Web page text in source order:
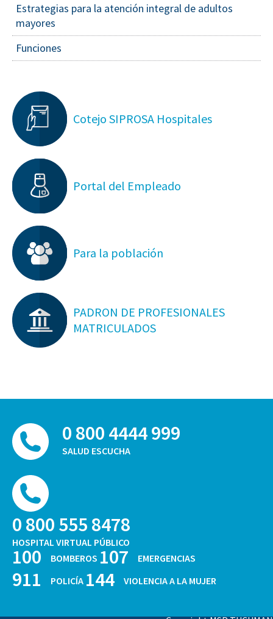
Estrategias para la atención integral de adultos
mayores
Funciones
Cotejo SIPROSA Hospitales
Portal del Empleado
Para la población
PADRON DE PROFESIONALES
MATRICULADOS
0 800 4444 999
SALUD ESCUCHA
0 800 555 8478
HOSPITAL VIRTUAL PÚBLICO
100 BOMBEROS 107 EMERGENCIAS
911 POLICÍA 144 VIOLENCIA A LA MUJER